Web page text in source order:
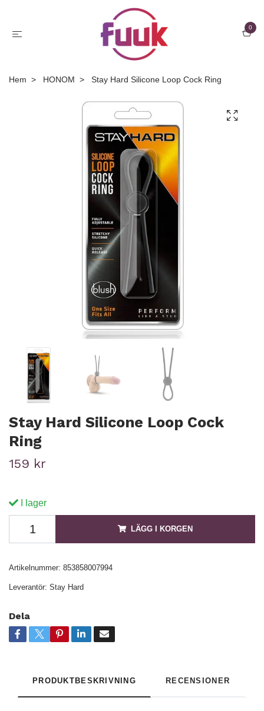
0
Hem HONOM Stay Hard Silicone Loop Cock Ring
Stay Hard Silicone Loop Cock
Ring
159 kr
I lager
LÄGG I KORGEN
Artikelnummer: 853858007994
Leverantör: Stay Hard
Dela
PRODUKTBESKRIVNING RECENSIONER